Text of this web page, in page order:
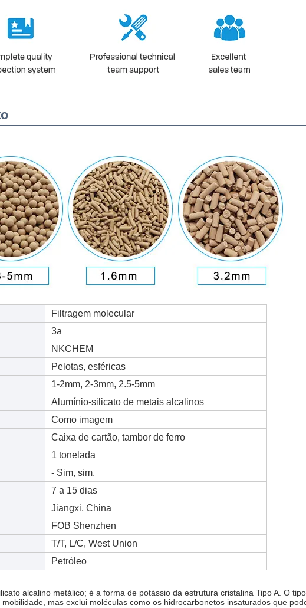
Filtragem molecular
3a
NKCHEM
Pelotas, esféricas
1-2mm, 2-3mm, 2.5-5mm
Alumínio-silicato de metais alcalinos
Como imagem
Caixa de cartão, tambor de ferro
1 tonelada
- Sim, sim.
7 a 15 dias
Jiangxi, China
FOB Shenzhen
T/T, L/C, West Union
Petróleo
alcalino metálico; é a forma de potássio da estrutura cristalina Tipo A. O
mas exclui moléculas como os hidrocarbonetos insaturados que